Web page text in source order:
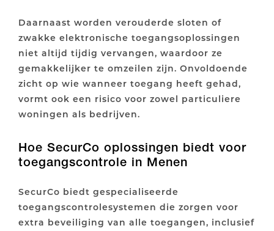
Daarnaast worden verouderde sloten of
zwakke elektronische toegangsoplossingen
niet altijd tijdig vervangen, waardoor ze
gemakkelijker te omzeilen zijn. Onvoldoende
zicht op wie wanneer toegang heeft gehad,
vormt ook een risico voor zowel particuliere
woningen als bedrijven.
Hoe SecurCo oplossingen biedt voor
toegangscontrole in Menen
SecurCo biedt gespecialiseerde
toegangscontrolesystemen die zorgen voor
extra beveiliging van alle toegangen, inclusief